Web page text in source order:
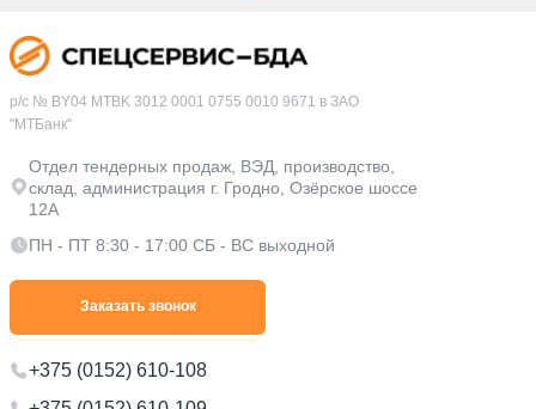
р/с № BY04 MTBK 3012 0001 0755 0010 9671 в ЗАО
"МТБанк"
Отдел тендерных продаж, ВЭД, производство,
склад, администрация г. Гродно, Озёрское шоссе
12А
ПН - ПТ 8:30 - 17:00 СБ - ВС выходной
Заказать звонок
+375 (0152) 610-108